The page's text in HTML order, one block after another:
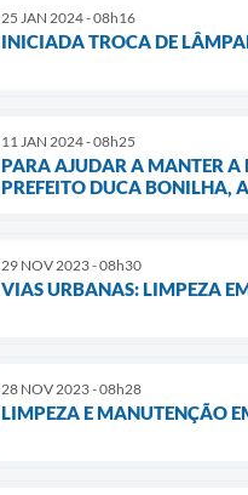
25 JAN 2024 - 08h16
INICIADA TROCA DE
11 JAN 2024 - 08h25
PARA AJUDAR A MANTER
PREFEITO DUCA BONILHA,
29 NOV 2023 - 08h30
VIAS URBANAS: LIMPEZA
28 NOV 2023 - 08h28
LIMPEZA E MANUTENÇÃO